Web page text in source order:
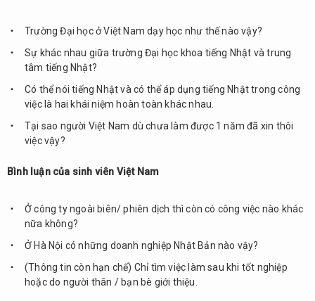
Tổng
kết
Trường Đại học ở Việt Nam dạy học như thế nào vậy?
Sự khác nhau giữa trường Đại học khoa tiếng Nhật và trung
tâm tiếng Nhật?
Có thể nói tiếng Nhật và có thể áp dụng tiếng Nhật trong công
việc là hai khái niệm hoàn toàn khác nhau.
Tại sao người Việt Nam dù chưa làm được 1 năm đã xin thôi
việc vậy?
Bình luận của sinh viên Việt Nam
Ở công ty ngoài biên/ phiên dịch thì còn có công việc nào khác
nữa không?
Ở Hà Nội có những doanh nghiệp Nhật Bản nào vậy?
(Thông tin còn hạn chế) Chỉ tìm việc làm sau khi tốt nghiệp
hoặc do người thân / bạn bè giới thiệu.